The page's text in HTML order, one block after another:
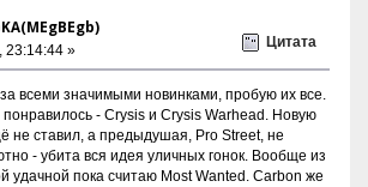
23:14:44 »
Цитата
всеми значимыми новинками, пробую их все.
понравилось - Crysis и Crysis Warhead. Новую
не ставил, а предыдушая, Pro Street, не
- убита вся идея уличных гонок. Вообще из
удачной пока считаю Most Wanted. Carbon же